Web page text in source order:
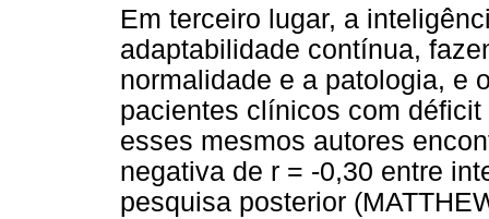
Em terceiro lugar, a
adaptabilidade contínua,
normalidade e a patologia, e
pacientes clínicos com
esses mesmos autores
negativa de r = -0,30 entre
pesquisa posterior